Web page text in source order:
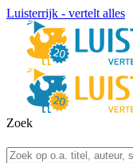
Luisterrijk - vertelt alles
Zoek